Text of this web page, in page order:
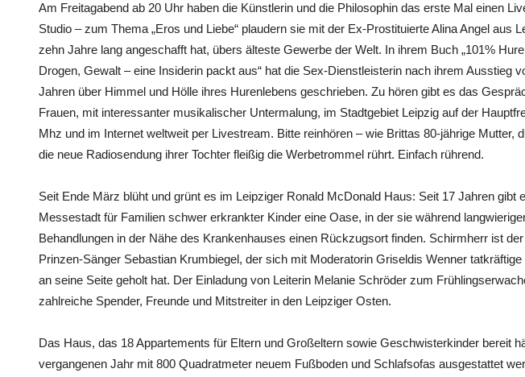
Am Freitagabend ab 20 Uhr haben die Künstlerin und die Philosophin das erste Mal einen
Studio – zum Thema „Eros und Liebe“ plaudern sie mit der Ex-Prostituierte Alina Angel aus
zehn Jahre lang angeschafft hat, übers älteste Gewerbe der Welt. In ihrem Buch „101%
Drogen, Gewalt – eine Insiderin packt aus“ hat die Sex-Dienstleisterin nach ihrem Ausstieg
Jahren über Himmel und Hölle ihres Hurenlebens geschrieben. Zu hören gibt es das
Frauen, mit interessanter musikalischer Untermalung, im Stadtgebiet Leipzig auf der
Mhz und im Internet weltweit per Livestream. Bitte reinhören – wie Brittas 80-jährige Mutter,
die neue Radiosendung ihrer Tochter fleißig die Werbetrommel rührt. Einfach rührend.
Seit Ende März blüht und grünt es im Leipziger Ronald McDonald Haus: Seit 17 Jahren gibt
Messestadt für Familien schwer erkrankter Kinder eine Oase, in der sie während
Behandlungen in der Nähe des Krankenhauses einen Rückzugsort finden. Schirmherr ist
Prinzen-Sänger Sebastian Krumbiegel, der sich mit Moderatorin Griseldis Wenner
an seine Seite geholt hat. Der Einladung von Leiterin Melanie Schröder zum
zahlreiche Spender, Freunde und Mitstreiter in den Leipziger Osten.
Das Haus, das 18 Appartements für Eltern und Großeltern sowie Geschwisterkinder bereit
vergangenen Jahr mit 800 Quadratmeter neuem Fußboden und Schlafsofas ausgestattet